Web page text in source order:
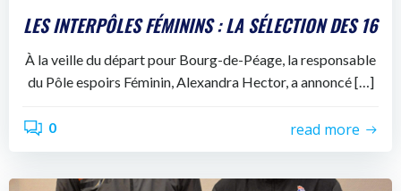
LES INTERPÔLES FÉMININS : LA SÉLECTION DES 16
À la veille du départ pour Bourg-de-Péage, la responsable
du Pôle espoirs Féminin, Alexandra Hector, a annoncé […]
0 read more